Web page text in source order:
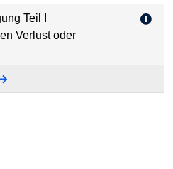
Teil I
Verlust oder